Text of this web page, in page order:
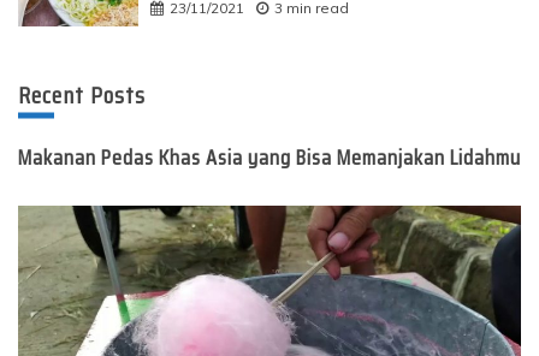
23/11/2021 3 min read
Recent Posts
Makanan Pedas Khas Asia yang Bisa Memanjakan Lidahmu